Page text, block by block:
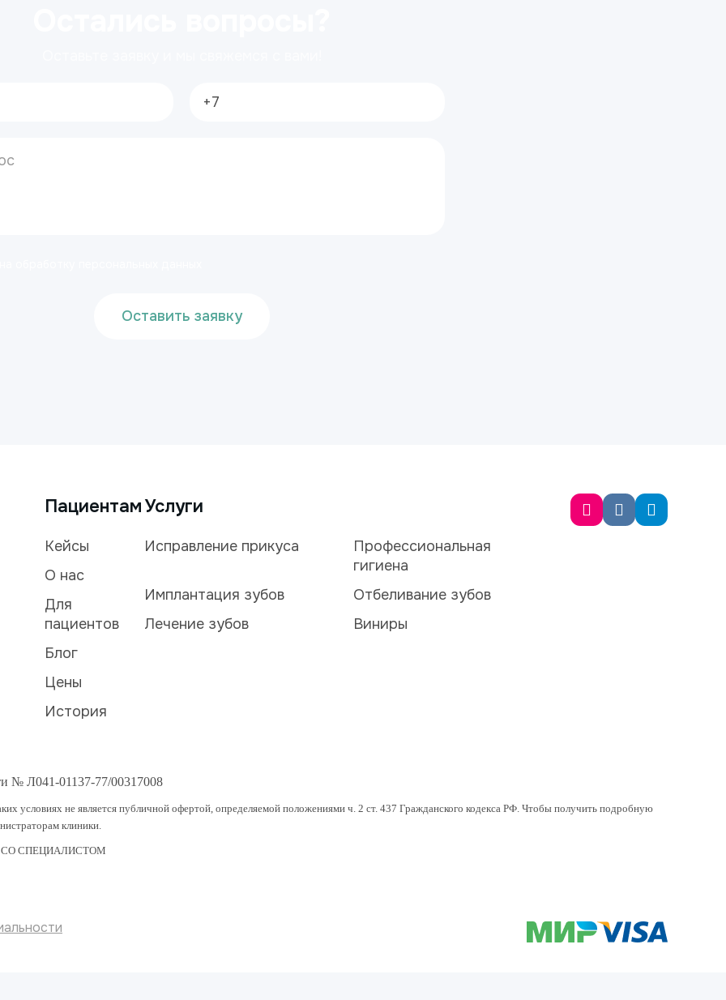
Оставить заявку
Пациентам
Кейсы
О нас
Для
пациентов
Блог
Цены
История
Услуги
Исправление прикуса
Профессиональная
гигиена
Имплантация зубов
Отбеливание зубов
Лечение зубов
Виниры
№ Л041-01137-77/00317008
условиях не является публичной офертой, определяемой положениями ч. 2 ст. 437 Гражданского кодекса РФ. Чтобы получить подробную
клиники.
СПЕЦИАЛИСТОМ